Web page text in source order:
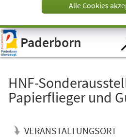
Visuelle
Assistenzsoftware
öffnen.
Alle Cookies
Paderborn
HNF-
Papierflieger und
VERANSTALTUNGSORT